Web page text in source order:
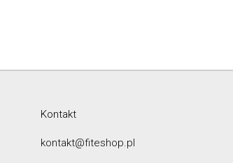
Kontakt
kontakt@fiteshop.pl